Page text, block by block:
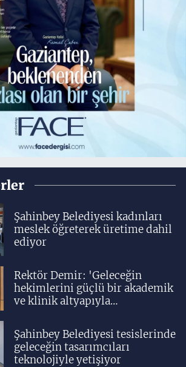
Şahinbey Belediyesi kadınları
meslek öğreterek üretime dahil
ediyor
Rektör Demir: 'Geleceğin
hekimlerini güçlü bir akademik
ve klinik altyapıyla
Şahinbey Belediyesi tesislerinde
geleceğin tasarımcıları
teknolojiyle yetişiyor